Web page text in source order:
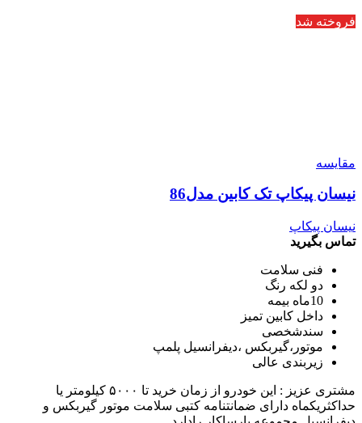
فروخته شد
مقایسه
نیسان پیکاپ تک کابین مدل86
نیسان پیکاپ
تماس بگیرید
فنی سلامت
دو لکه رنگ
10ماه بیمه
داخل کابین تمیز
سندشخصی
موتور،گیربکس ،دیفرانسیل پلمپ
زیربندی عالی
مشتری عزیز : این خودرو از زمان خرید تا ۵۰۰۰ کیلومتر یا
حداکثریکماه دارای ضمانتنامه کتبی سلامت موتور گیربکس و